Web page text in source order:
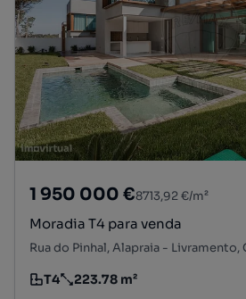
1 950 000 €8713,92 €/m²
Moradia T4 para venda
Tipologia
T4
Preço por metro quadrado
223.78 m²